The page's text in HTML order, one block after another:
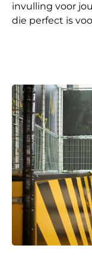
invulling voor
die perfect is